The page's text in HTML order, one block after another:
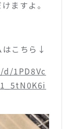
ますよ。
はこちら↓
1PD8Vc